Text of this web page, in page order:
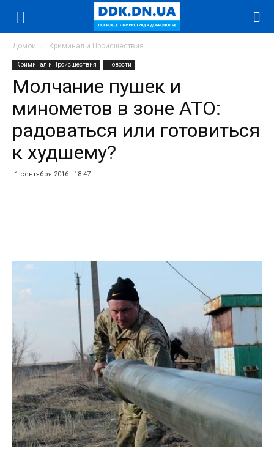
Домой Криминал и Происшествия
Криминал и Происшествия Новости
Молчание пушек и
минометов в зоне АТО:
радоваться или готовиться
к худшему?
1 сентября 2016 - 18:47